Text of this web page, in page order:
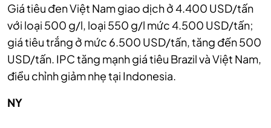
Giá tiêu đen Việt Nam giao dịch ở 4.400 USD/tấn
với loại 500 g/l, loại 550 g/l mức 4.500 USD/tấn;
giá tiêu trắng ở mức 6.500 USD/tấn, tăng đến 500
USD/tấn. IPC tăng mạnh giá tiêu Brazil và Việt Nam,
điều chỉnh giảm nhẹ tại Indonesia.
NY